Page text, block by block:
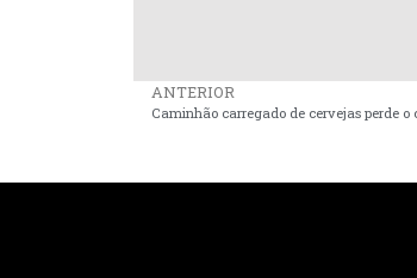
ANTERIOR
Caminhão carregado de cervejas perde o